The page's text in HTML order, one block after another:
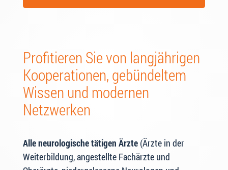
Profitieren Sie von langjährigen
Kooperationen, gebündeltem
Wissen und modernen
Netzwerken
Alle neurologische tätigen Ärzte(Ärzte in der
Weiterbildung, angestellte Fachärzte und